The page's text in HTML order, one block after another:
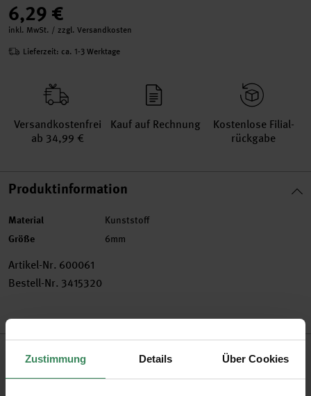
Zustimmung Details Über Cookies
6,29 €
inkl. MwSt. / zzgl. Versandkosten
Lieferzeit: ca. 1-3 Werktage
Versand­kosten­frei
ab 34,99 €
Kauf auf Rechnung
Kosten­lose Filial­
rückgabe
Produktinformation
Material Kunststoff
Größe 6mm
Artikel-Nr. 600061
Bestell-Nr. 3415320
Produktbeschreibung